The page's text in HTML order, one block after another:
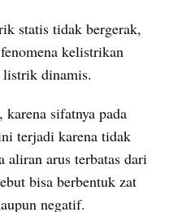
statis tidak bergerak,
kelistrikan
listrik dinamis.
sifatnya pada
terjadi karena tidak
aliran arus terbatas dari
bisa berbentuk zat
negatif.